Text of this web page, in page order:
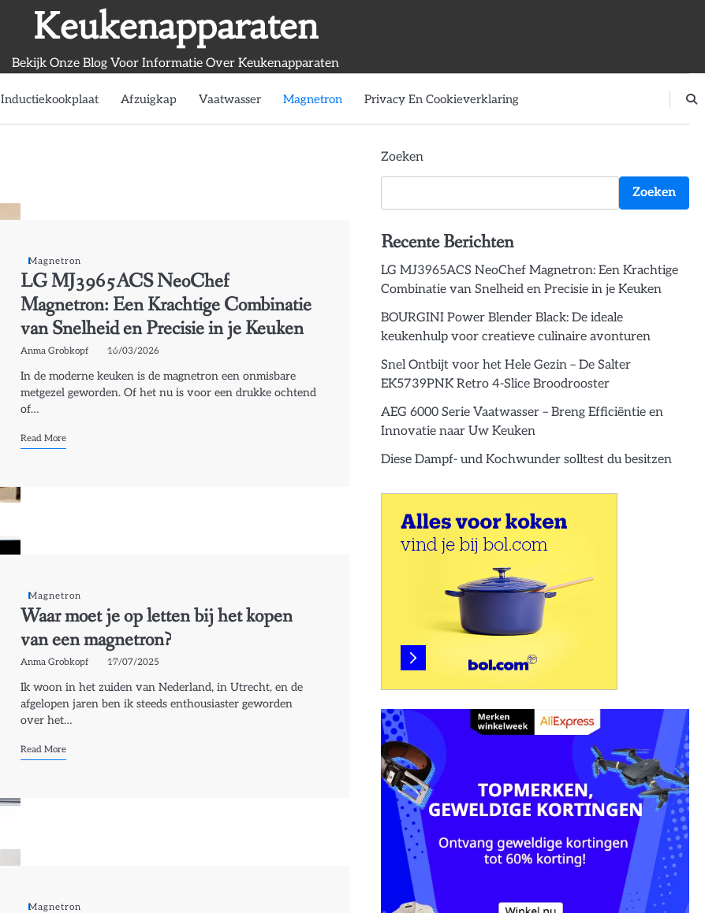
Keukenapparaten
Bekijk Onze Blog Voor Informatie Over Keukenapparaten
Inductiekookplaat Afzuigkap Vaatwasser Magnetron Privacy En Cookieverklaring
Magnetron
LG MJ3965ACS NeoChef
Magnetron: Een Krachtige Combinatie
van Snelheid en Precisie in je Keuken
Anma Grobkopf 16/03/2026
In de moderne keuken is de magnetron een onmisbare
metgezel geworden. Of het nu is voor een drukke ochtend
of…
Read More
Magnetron
Waar moet je op letten bij het kopen
van een magnetron?
Anma Grobkopf 17/07/2025
Ik woon in het zuiden van Nederland, in Utrecht, en de
afgelopen jaren ben ik steeds enthousiaster geworden
over het…
Read More
Magnetron
Zoeken
Zoeken
Recente Berichten
LG MJ3965ACS NeoChef Magnetron: Een Krachtige
Combinatie van Snelheid en Precisie in je Keuken
BOURGINI Power Blender Black: De ideale
keukenhulp voor creatieve culinaire avonturen
Snel Ontbijt voor het Hele Gezin – De Salter
EK5739PNK Retro 4-Slice Broodrooster
AEG 6000 Serie Vaatwasser – Breng Efficiëntie en
Innovatie naar Uw Keuken
Diese Dampf- und Kochwunder solltest du besitzen